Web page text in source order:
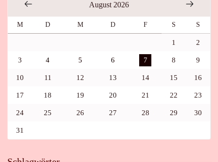
August 2026
M D M D F S S
1 2
3 4 5 6 7 8 9
10 11 12 13 14 15 16
17 18 19 20 21 22 23
24 25 26 27 28 29 30
31